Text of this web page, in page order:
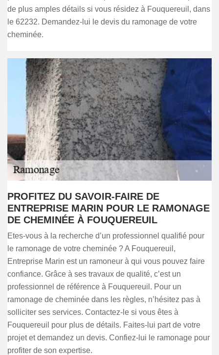
de plus amples détails si vous résidez à Fouquereuil, dans
le 62232. Demandez-lui le devis du ramonage de votre
cheminée.
PROFITEZ DU SAVOIR-FAIRE DE
ENTREPRISE MARIN POUR LE RAMONAGE
DE CHEMINÉE À FOUQUEREUIL
Etes-vous à la recherche d’un professionnel qualifié pour
le ramonage de votre cheminée ? A Fouquereuil,
Entreprise Marin est un ramoneur à qui vous pouvez faire
confiance. Grâce à ses travaux de qualité, c’est un
professionnel de référence à Fouquereuil. Pour un
ramonage de cheminée dans les règles, n’hésitez pas à
solliciter ses services. Contactez-le si vous êtes à
Fouquereuil pour plus de détails. Faites-lui part de votre
projet et demandez un devis. Confiez-lui le ramonage pour
profiter de son expertise.